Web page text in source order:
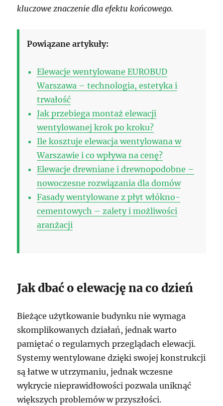
kluczowe znaczenie dla efektu końcowego.
Powiązane artykuły:
Elewacje wentylowane EUROBUD
Warszawa – technologia, estetyka i
trwałość
Jak przebiega montaż elewacji
wentylowanej krok po kroku?
Ile kosztuje elewacja wentylowana w
Warszawie i co wpływa na cenę?
Elewacje drewniane i drewnopodobne –
nowoczesne rozwiązania dla domów
Fasady wentylowane z płyt włókno-
cementowych – zalety i możliwości
aranżacji
Jak dbać o elewację na co dzień
Bieżące użytkowanie budynku nie wymaga
skomplikowanych działań, jednak warto
pamiętać o regularnych przeglądach elewacji.
Systemy wentylowane dzięki swojej konstrukcji
są łatwe w utrzymaniu, jednak wczesne
wykrycie nieprawidłowości pozwala uniknąć
większych problemów w przyszłości.